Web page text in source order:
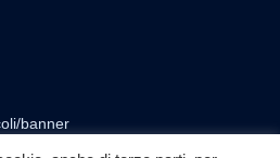
banner